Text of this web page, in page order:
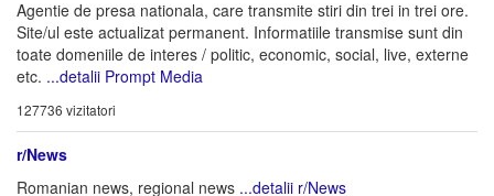
Agentie de presa nationala, care transmite stiri din trei in trei ore.
Site/ul este actualizat permanent. Informatiile transmise sunt din
toate domeniile de interes / politic, economic, social, live, externe
etc. ...detalii Prompt Media
127736 vizitatori
r/News
Romanian news, regional news ...detalii r/News